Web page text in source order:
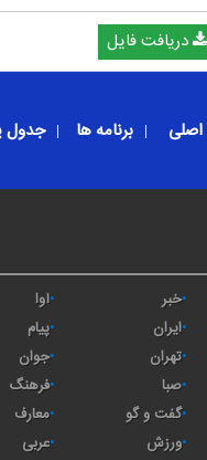
دریافت فایل
برنامه ها
خبر
آوا
ايران
پیام
تهران
جوان
صبا
فرهنگ
گفت و گو
معارف
ورزش عربی